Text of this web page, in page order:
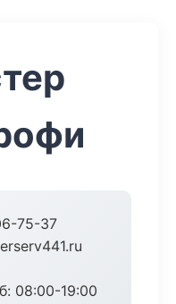
75-37
08:00-19:00